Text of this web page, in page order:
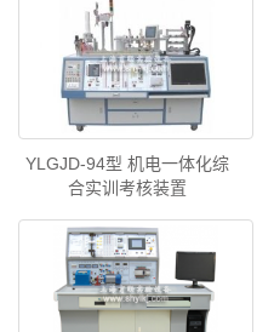
YLGJD-94型 机电一体化综
合实训考核装置